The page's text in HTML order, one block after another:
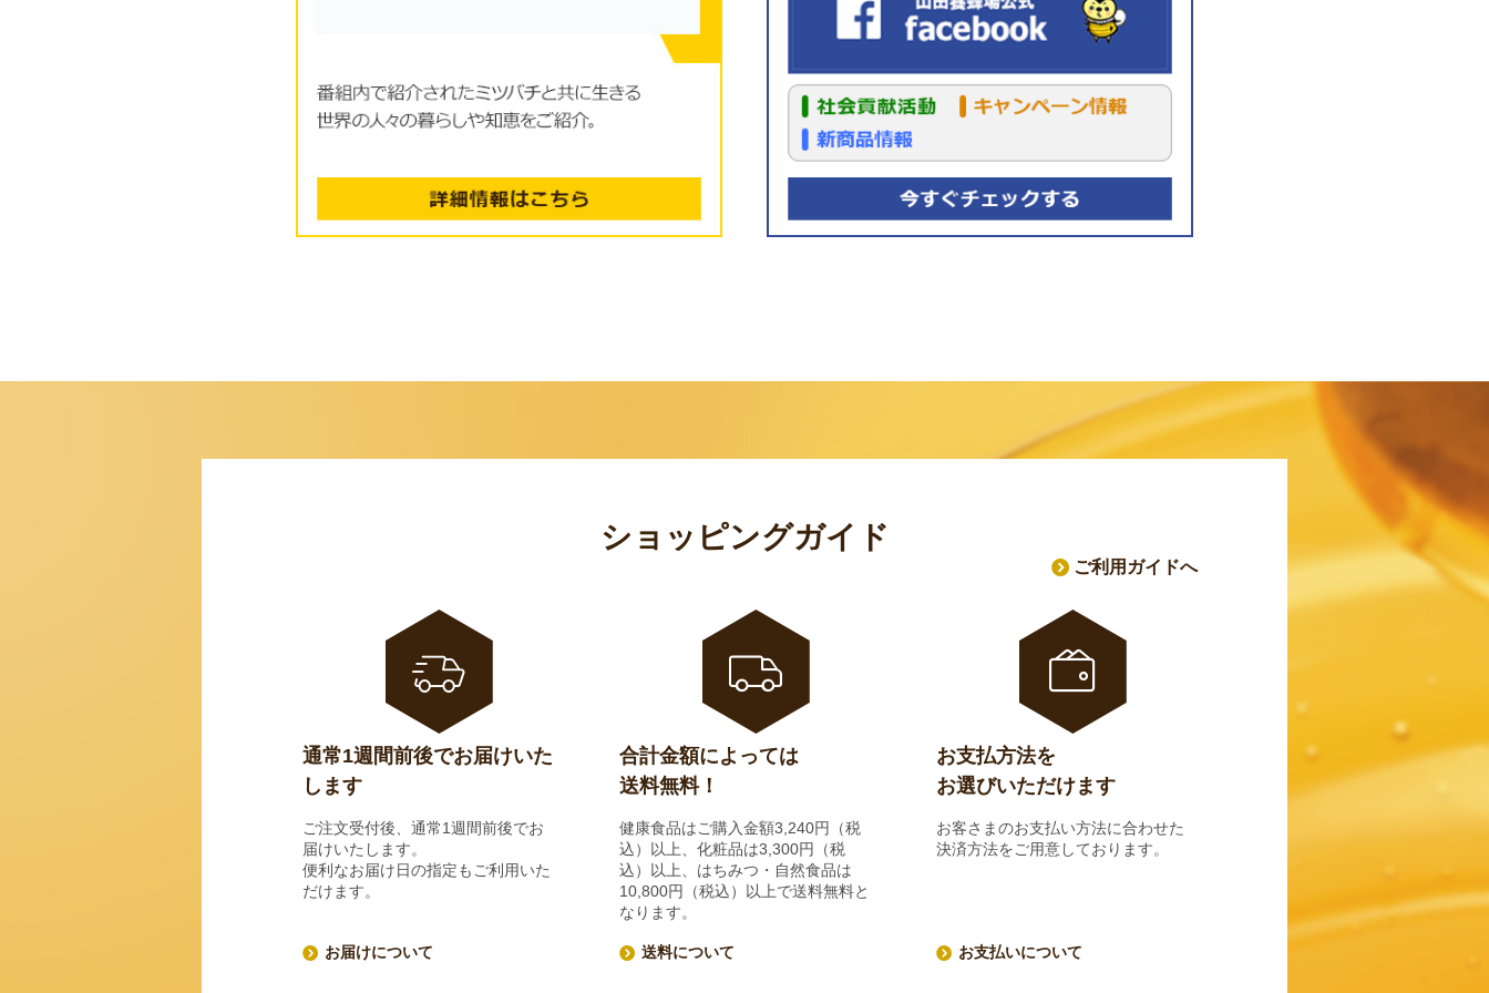
ショッピングガイド
ご利用ガイドへ
通常1週間前後でお届けいた
します
ご注文受付後、通常1週間前後でお
届けいたします。
便利なお届け日の指定もご利用いた
だけます。
お届けについて
合計金額によっては
送料無料！
健康食品はご購入金額3,240円（税
込）以上、化粧品は3,300円（税
込）以上、はちみつ・自然食品は
10,800円（税込）以上で送料無料と
なります。
送料について
お支払方法を
お選びいただけます
お客さまのお支払い方法に合わせた
決済方法をご用意しております。
お支払いについて